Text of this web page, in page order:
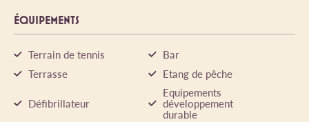
ÉQUIPEMENTS
Terrain de tennis
Bar
Terrasse
Etang de pêche
Défibrillateur
Equipements
développement
durable